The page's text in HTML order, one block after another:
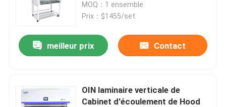
Chambre d'humidité de la température
HEPA
MOQ：1 ensemble
Prix：$1455/set
meilleur prix Contact
OIN laminaire verticale de
Cabinet d'écoulement de Hood